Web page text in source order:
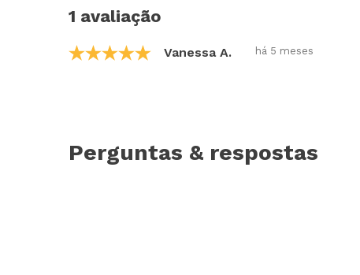
1 avaliação
Vanessa A. há 5 meses
Perguntas & respostas